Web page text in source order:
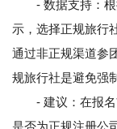
- 数据支持：根
示，选择正规旅行
通过非正规渠道参
规旅行社是避免强
- 建议：在报名
是否为正规注册公